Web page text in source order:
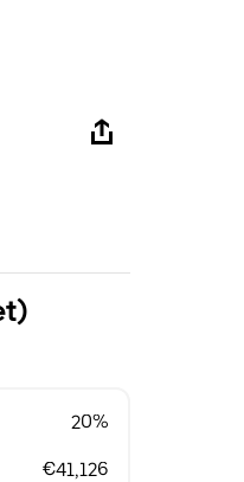
20%
€41,126